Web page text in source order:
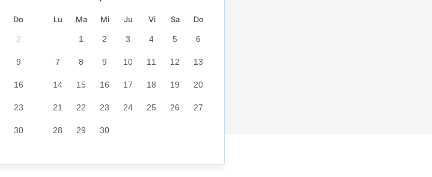
Do Lu Ma Mi Ju Vi Sa Do
5
12
19
26
2
9
16
23
30
1 2 3 4 5 6
7 8 9 10 11 12 13
14 15 16 17 18 19 20
21 22 23 24 25 26 27
28 29 30